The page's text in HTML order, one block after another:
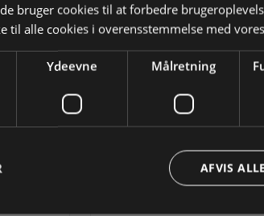
bruger cookies til at forbedre
til alle cookies i overensstemmelse med
Ydeevne Målretning
AFVIS ALLE